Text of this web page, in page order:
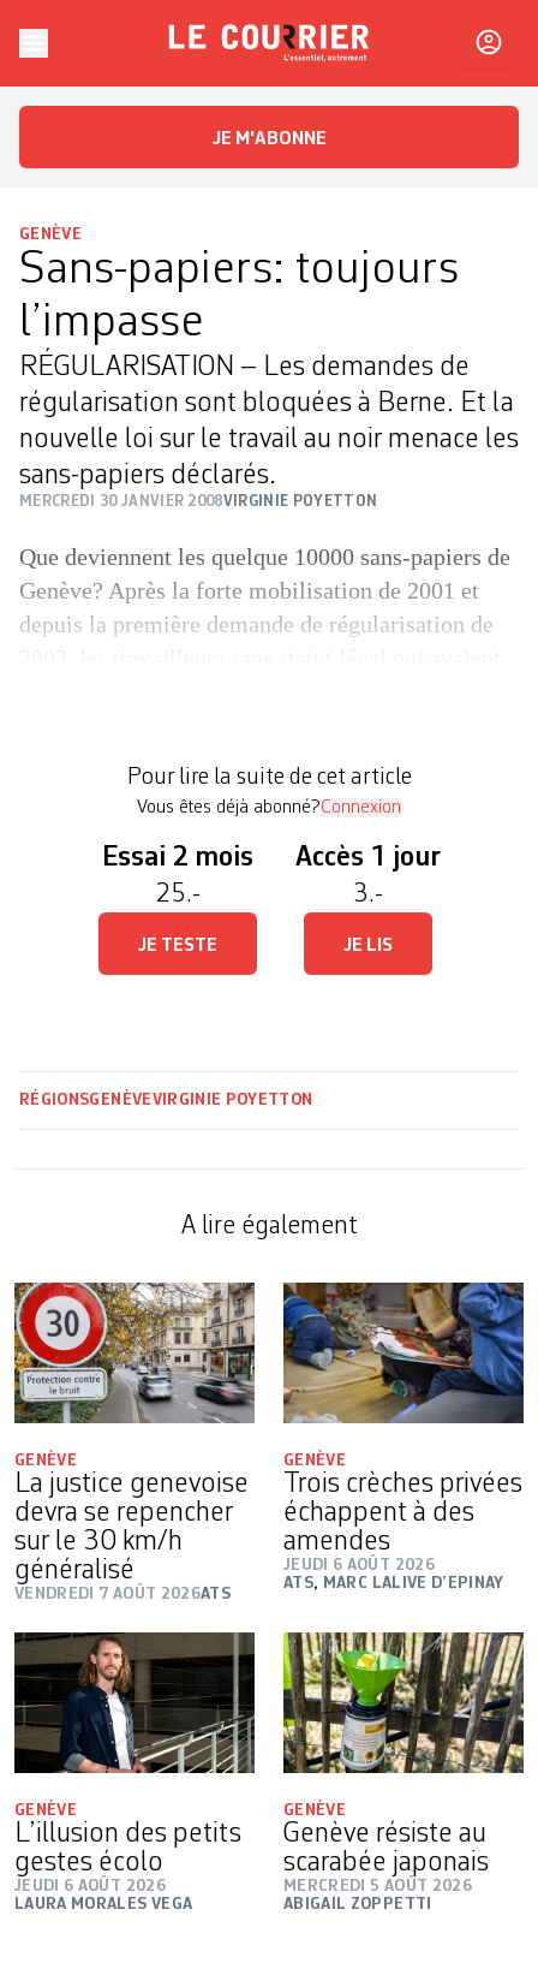
Le CourrierL'essentiel, autrement
JE M'ABONNE
GENÈVE
Sans-papiers: toujours
l’impasse
RÉGULARISATION – Les demandes de
régularisation sont bloquées à Berne. Et la
nouvelle loi sur le travail au noir menace les
sans-papiers déclarés.
MERCREDI 30 JANVIER 2008VIRGINIE POYETTON
Que deviennent les quelque 10000 sans-papiers de
Genève? Après la forte mobilisation de 2001 et
depuis la première demande de régularisation de
Pour lire la suite de cet article
Vous êtes déjà abonné?Connexion
Essai 2 mois
25.-
JE TESTE
Accès 1 jour
3.-
JE LIS
RÉGIONSGENÈVEVIRGINIE POYETTON
A lire également
GENÈVE
La justice genevoise
devra se repencher
sur le 30 km/h
généralisé
VENDREDI 7 AOÛT 2026ATS
GENÈVE
Trois crèches privées
échappent à des
amendes
JEUDI 6 AOÛT 2026
ATS, MARC LALIVE D’EPINAY
GENÈVE
L’illusion des petits
gestes écolo
JEUDI 6 AOÛT 2026
LAURA MORALES VEGA
GENÈVE
Genève résiste au
scarabée japonais
MERCREDI 5 AOÛT 2026
ABIGAIL ZOPPETTI